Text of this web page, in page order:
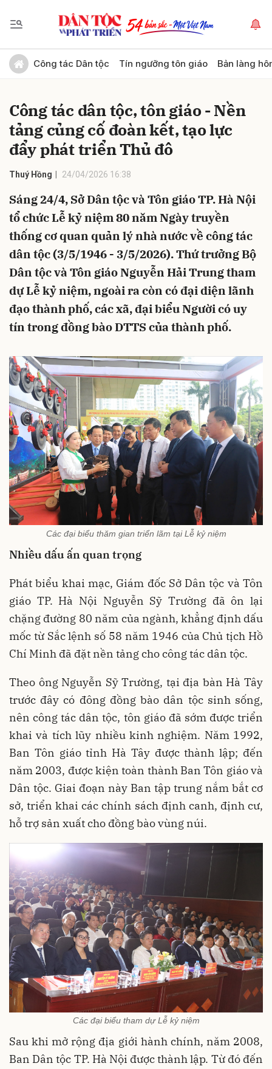
Công tác Dân tộc Tín ngưỡng tôn giáo Bản làng
Công tác dân tộc, tôn giáo - Nền
tảng củng cố đoàn kết, tạo lực
đẩy phát triển Thủ đô
Thuý Hồng 24/04/2026 16:38
Sáng 24/4, Sở Dân tộc và Tôn giáo TP. Hà Nội
tổ chức Lễ kỷ niệm 80 năm Ngày truyền
thống cơ quan quản lý nhà nước về công tác
dân tộc (3/5/1946 - 3/5/2026). Thứ trưởng Bộ
Dân tộc và Tôn giáo Nguyễn Hải Trung tham
dự Lễ kỷ niệm, ngoài ra còn có đại diện lãnh
đạo thành phố, các xã, đại biểu Người có uy
tín trong đồng bào DTTS của thành phố.
Các đại biểu thăm gian triển lãm tại Lễ kỷ niệm
Nhiều dấu ấn quan trọng
Phát biểu khai mạc, Giám đốc Sở Dân tộc và Tôn
giáo TP. Hà Nội Nguyễn Sỹ Trường đã ôn lại
chặng đường 80 năm của ngành, khẳng định dấu
mốc từ Sắc lệnh số 58 năm 1946 của Chủ tịch Hồ
Chí Minh đã đặt nền tảng cho công tác dân tộc.
Theo ông Nguyễn Sỹ Trường, tại địa bàn Hà Tây
trước đây có đông đồng bào dân tộc sinh sống,
nên công tác dân tộc, tôn giáo đã sớm được triển
khai và tích lũy nhiều kinh nghiệm. Năm 1992,
Ban Tôn giáo tỉnh Hà Tây được thành lập; đến
năm 2003, được kiện toàn thành Ban Tôn giáo và
Dân tộc. Giai đoạn này Ban tập trung nắm bắt cơ
sở, triển khai các chính sách định canh, định cư,
hỗ trợ sản xuất cho đồng bào vùng núi.
Các đại biểu tham dự Lễ kỷ niệm
Sau khi mở rộng địa giới hành chính, năm 2008,
Ban Dân tộc TP. Hà Nội được thành lập. Từ đó đến
Gửi bình luận